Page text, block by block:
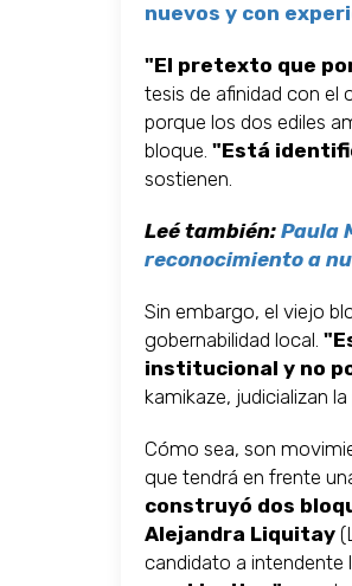
nuevos y con
"El pretexto que
tesis de afinidad con el
porque los dos ediles
bloque. "Está
sostienen.
Leé también: Paula
reconocimiento a
Sin embargo, el viejo
gobernabilidad local.
institucional y no
kamikaze, judicializan
Cómo sea, son
que tendrá en frente
construyó dos
Alejandra Liquitay
candidato a intendente